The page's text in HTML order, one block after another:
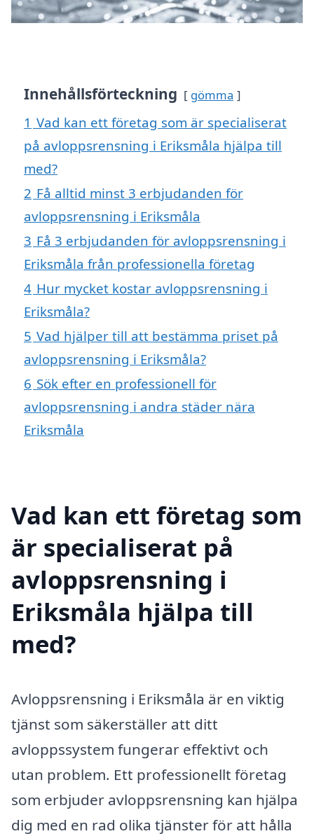
Innehållsförteckning gömma
1 Vad kan ett företag som är specialiserat
på avloppsrensning i Eriksmåla hjälpa till
med?
2 Få alltid minst 3 erbjudanden för
avloppsrensning i Eriksmåla
3 Få 3 erbjudanden för avloppsrensning i
Eriksmåla från professionella företag
4 Hur mycket kostar avloppsrensning i
Eriksmåla?
5 Vad hjälper till att bestämma priset på
avloppsrensning i Eriksmåla?
6 Sök efter en professionell för
avloppsrensning i andra städer nära
Eriksmåla
Vad kan ett företag som
är specialiserat på
avloppsrensning i
Eriksmåla hjälpa till
med?
Avloppsrensning i Eriksmåla är en viktig
tjänst som säkerställer att ditt
avloppssystem fungerar effektivt och
utan problem. Ett professionellt företag
som erbjuder avloppsrensning kan hjälpa
dig med en rad olika tjänster för att hålla